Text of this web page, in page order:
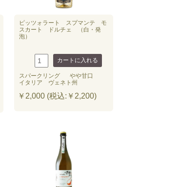
ピッツォラート スプマンテ モ
スカート ドルチェ （白・発
泡）
スパークリング
やや甘口
イタリア ヴェネト州
￥2,000 (税込:￥2,200)